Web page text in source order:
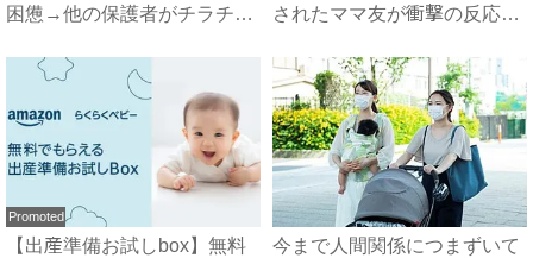
困憊→他の保護者がチラチ
されたママ友が衝撃の反応
Promoted
【出産準備お試しbox】無料 今まで人間関係につまずいて